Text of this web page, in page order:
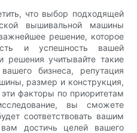
что выбор подходящей
вышивальной машины
решение, которое
и успешность вашей
решения учитывайте такие
бизнеса, репутация
размер и конструкция,
факторы по приоритетам
вы сможете
соответствовать вашим
достичь целей вашего